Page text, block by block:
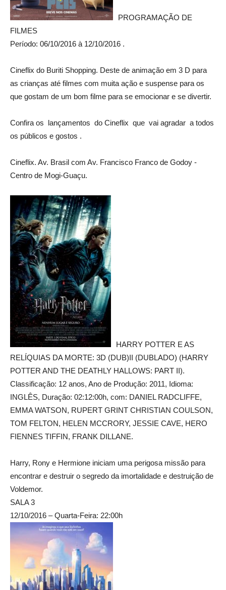
PROGRAMAÇÃO DE
FILMES
Período: 06/10/2016 à 12/10/2016 .
Cineflix do Buriti Shopping. Deste de animação em 3 D para
as crianças até filmes com muita ação e suspense para os
que gostam de um bom filme para se emocionar e se divertir.
Confira os lançamentos do Cineflix que vai agradar a todos
os públicos e gostos .
Cineflix. Av. Brasil com Av. Francisco Franco de Godoy -
Centro de Mogi-Guaçu.
HARRY POTTER E AS
RELÍQUIAS DA MORTE: 3D (DUB)II (DUBLADO) (HARRY
POTTER AND THE DEATHLY HALLOWS: PART II).
Classificação: 12 anos, Ano de Produção: 2011, Idioma:
INGLÊS, Duração: 02:12:00h, com: DANIEL RADCLIFFE,
EMMA WATSON, RUPERT GRINT CHRISTIAN COULSON,
TOM FELTON, HELEN MCCRORY, JESSIE CAVE, HERO
FIENNES TIFFIN, FRANK DILLANE.
Harry, Rony e Hermione iniciam uma perigosa missão para
encontrar e destruir o segredo da imortalidade e destruição de
Voldemor.
SALA 3
12/10/2016 – Quarta-Feira: 22:00h